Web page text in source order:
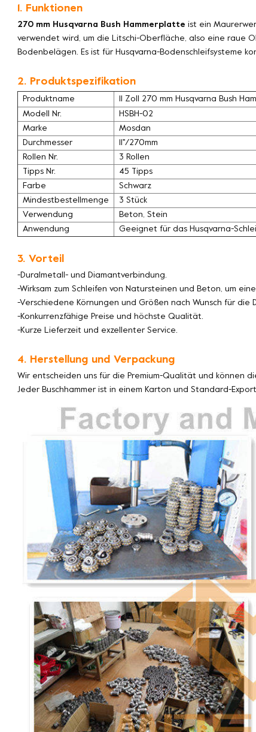
1. Funktionen
270 mm Husqvarna Bush Hammerplatte ist ein
verwendet wird, um die Litschi-Oberfläche, also eine raue
Bodenbelägen. Es ist für Husqvarna-Bodenschleifsysteme
2. Produktspezifikation
Produktname
11 Zoll 270 mm Husqvarna Bush
Modell Nr.
HSBH-02
Marke
Mosdan
Durchmesser
11''/270mm
Rollen Nr.
3 Rollen
Tipps Nr.
45 Tipps
Farbe
Schwarz
Mindestbestellmenge
3 Stück
Verwendung
Beton, Stein
Anwendung
Geeignet für das Husqvarna-
3. Vorteil
-Duralmetall- und Diamantverbindung.
-Wirksam zum Schleifen von Natursteinen und Beton, um
-Verschiedene Körnungen und Größen nach Wunsch für die
-Konkurrenzfähige Preise und höchste Qualität.
-Kurze Lieferzeit und exzellenter Service.
4. Herstellung und Verpackung
Wir entscheiden uns für die Premium-Qualität und können
Jeder Buschhammer ist in einem Karton und Standard-